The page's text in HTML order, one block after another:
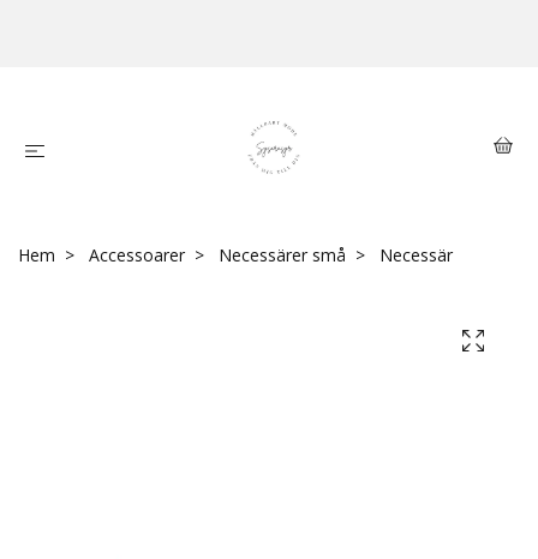
Hem Accessoarer Necessärer små Necessär